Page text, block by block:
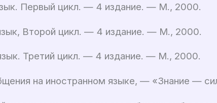
Первый цикл. — 4 издание. — М., 2000.
Второй цикл. — 4 издание. — М., 2000.
Третий цикл. — 4 издание. — М., 2000.
на иностранном языке, — «Знание —